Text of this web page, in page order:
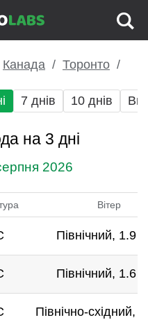
Канада Торонто
7 днів 10 днів
на 3 дні
2026
Вітер
Північний, 1.9
Північний, 1.6
Північно-східний,